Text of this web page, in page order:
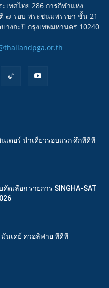
เทศไทย 286 การกีฬาแห่ง
๗ รอบ พระชนมพรรษา ชั้น 21
างกะปิ กรุงเทพมหานคร 10240
เดอร์ นำเดี่ยวรอบแรก ศึกทีดีที
ดเลือก รายการ SINGHA-SAT
มันเดย์ ควอลิฟาย ทีดีที